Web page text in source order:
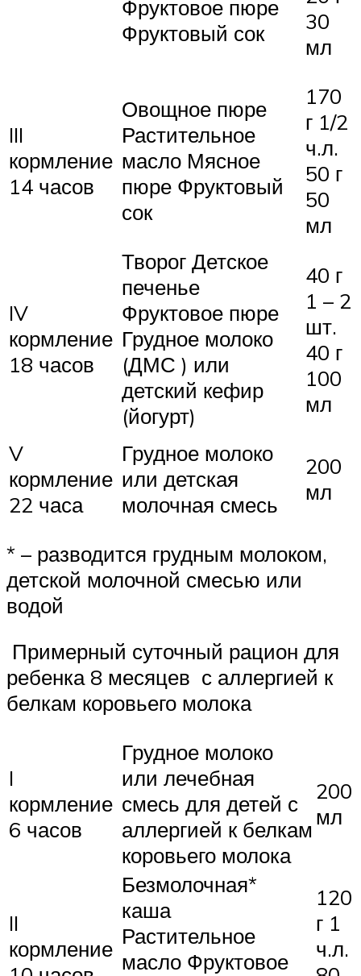
Фруктовое пюре
Фруктовый сок
30
мл
III
кормление
14 часов
Овощное пюре
Растительное
масло Мясное
пюре Фруктовый
сок
170
г 1/2
ч.л.
50 г
50
мл
IV
кормление
18 часов
Творог Детское
печенье
Фруктовое пюре
Грудное молоко
(ДМС ) или
детский кефир
(йогурт)
40 г
1 – 2
шт.
40 г
100
мл
V
кормление
22 часа
Грудное молоко
или детская
молочная смесь
200
мл
* – разводится грудным молоком,
детской молочной смесью или
водой
Примерный суточный рацион для
ребенка 8 месяцев с аллергией к
белкам коровьего молока
I
кормление
6 часов
Грудное молоко
или лечебная
смесь для детей с
аллергией к белкам
коровьего молока
200
мл
II
кормление
Безмолочная*
каша
Растительное
масло Фруктовое
120
г 1
ч.л.